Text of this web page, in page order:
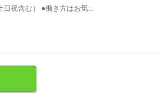
祝含む） ●働き方はお気...